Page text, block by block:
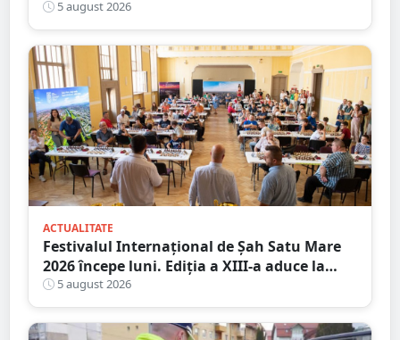
Micro 17, și-a deschis porțile în Shopping
City Satu Mare
5 august 2026
ACTUALITATE
Festivalul Internațional de Șah Satu Mare
2026 începe luni. Ediția a XIII-a aduce la
start peste 120 de participanți și șahiști din
șase țări.
5 august 2026